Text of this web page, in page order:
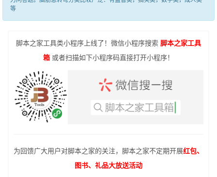
等
脚本之家工具类小程序上线了！微信小程序搜索 脚本之家工具
箱 或者扫描如下小程序码直接打开小程序！
为回馈广大用户对脚本之家的关注，脚本之家不定期开展红包、
图书、礼品大放送活动